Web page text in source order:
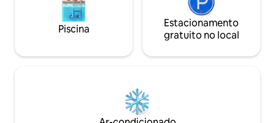
Piscina
Estacionamento
gratuito no local